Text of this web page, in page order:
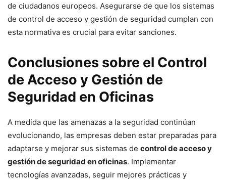
de ciudadanos europeos. Asegurarse de que los sistemas
de control de acceso y gestión de seguridad cumplan con
esta normativa es crucial para evitar sanciones.
Conclusiones sobre el Control
de Acceso y Gestión de
Seguridad en Oficinas
A medida que las amenazas a la seguridad continúan
evolucionando, las empresas deben estar preparadas para
adaptarse y mejorar sus sistemas de control de acceso y
gestión de seguridad en oficinas. Implementar
tecnologías avanzadas, seguir mejores prácticas y